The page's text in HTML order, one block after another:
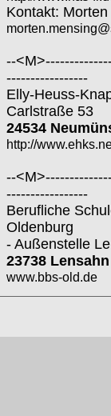
Kontakt:
--
-----------------
Elly-Heuss-
Carlstraße 53
24534
http://
--
-----------------
Berufliche
Oldenburg
- Außenstelle
23738
www.bbs-old.de